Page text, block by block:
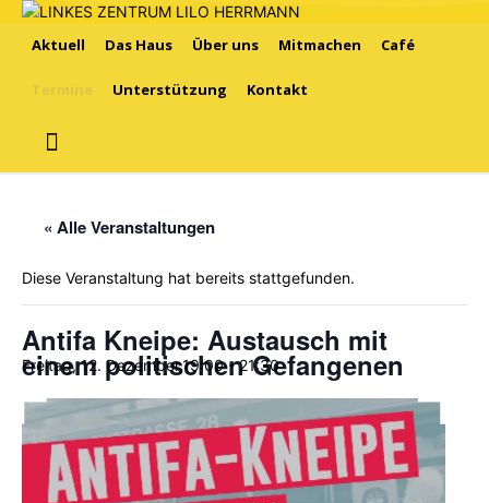
Aktuell Das Haus Über uns Mitmachen Café
Unterstützung Kontakt
« Alle Veranstaltungen
Diese Veranstaltung hat bereits stattgefunden.
Antifa Kneipe: Austausch mit
einem politischen Gefangenen
Freitag, 12. Dezember,19:00-21:30